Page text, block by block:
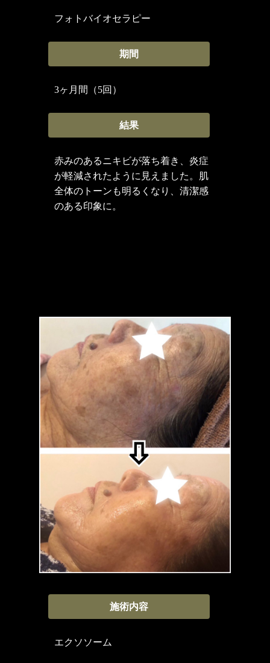
フォトバイオセラピー
期間
3ヶ月間（5回）
結果
赤みのあるニキビが落ち着き、炎症
が軽減されたように見えました。肌
全体のトーンも明るくなり、清潔感
のある印象に。
施術内容
エクソソーム